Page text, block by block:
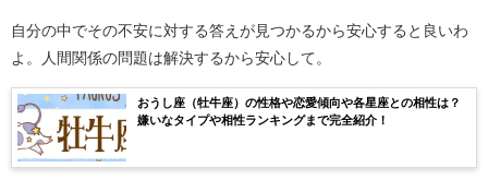
自分の中でその不安に対する答えが見つかるから安心すると良いわ
よ。人間関係の問題は解決するから安心して。
おうし座（牡牛座）の性格や恋愛傾向や各星座との相性は？
嫌いなタイプや相性ランキングまで完全紹介！